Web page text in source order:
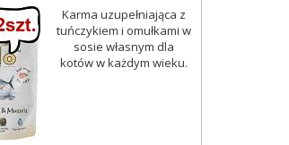
Karma uzupełniająca z
tuńczykiem i omułkami w
sosie własnym dla
kotów w każdym wieku.